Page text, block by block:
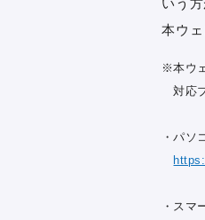
いう
本ウ
※本ウ
対応
・パソ
・スマ